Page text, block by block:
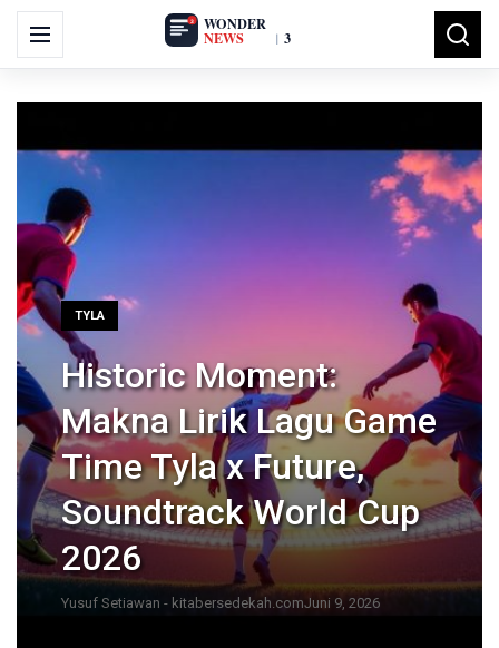
Menu
Search
for:
TYLA
Historic Moment:
Makna Lirik Lagu Game
Time Tyla x Future,
Soundtrack World Cup
2026
Yusuf Setiawan - kitabersedekah.comJuni 9, 2026